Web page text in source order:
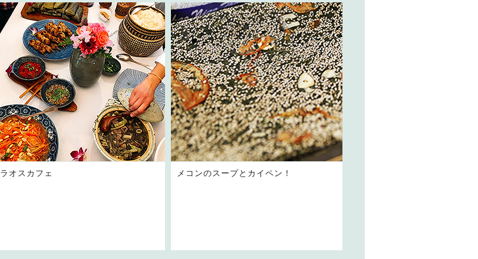
ラオスカフェ メコンのスープとカイペン！